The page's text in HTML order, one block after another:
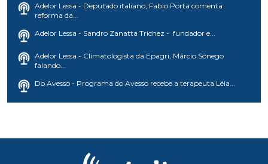
Adelor Lessa - Deputado italiano, Fabio Porta comenta
reforma da...
Adelor Lessa - Sandro Zanatta Trichez - fundador e...
Adelor Lessa - Climatologista da Epagri, Márcio Sônego
falando...
Do Avesso - Programa do Avesso recebe a terapeuta Léia...